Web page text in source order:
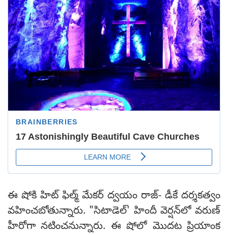
ఈ షోకి హిట్ ఫిల్మ్ మేకర్ ద్వయం రాజ్- డీకే దర్శకత్వం
వహించబోతున్నారు. "సిటాడెల్' హిందీ వెర్షన్‌లో వరుణ్‌
హీరోగా నటించనున్నారు. ఈ షోలో మొదట ప్రియాంక